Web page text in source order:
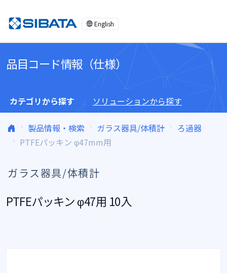
English
品目コード情報（仕様）
カテゴリから探す ソリューションから探す
製品情報・検索 ガラス器具/体積計
ろ過器
PTFEパッキン φ47mm用
ガラス器具/体積計
PTFEパッキン φ47用 10入